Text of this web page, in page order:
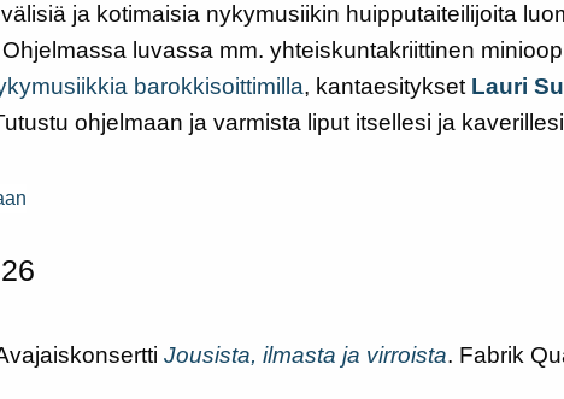
English Suomi
ja kotimaisia nykymusiikin huipputaiteilijoita
luvassa mm. yhteiskuntakriittinen
barokkisoittimilla, kantaesitykset Lauri
ohjelmaan ja varmista liput itsellesi ja
Jousista, ilmasta ja virroista. Fabrik